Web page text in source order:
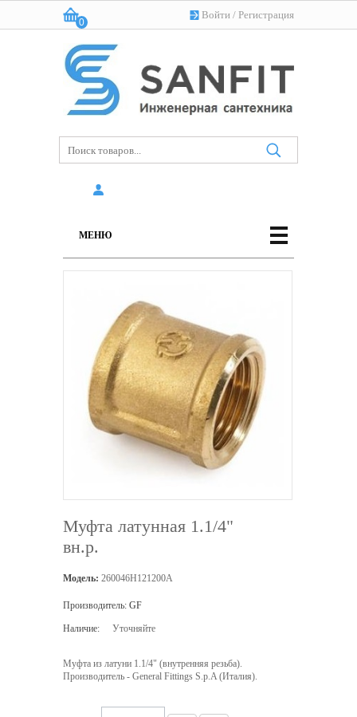
Войти / Регистрация
Корзина:
0
(пусто)
МЕНЮ
Муфта латунная 1.1/4"
вн.р.
Модель: 260046H121200A
Производитель: GF
Наличие: Уточняйте
Муфта из латуни 1.1/4" (внутренняя резьба).
Производитель - General Fittings S.p.A (Италия).